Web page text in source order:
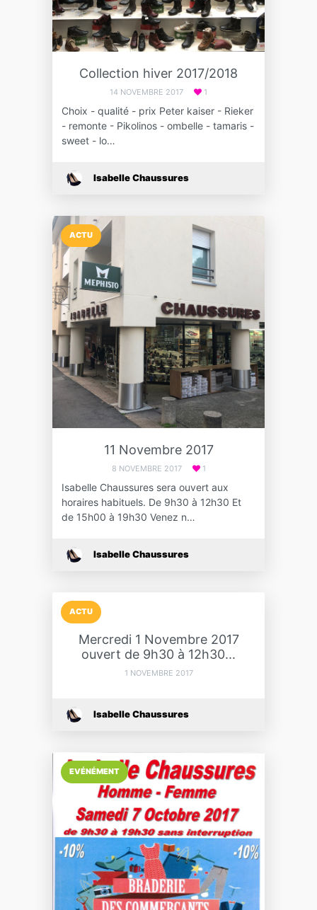
Collection hiver 2017/2018
14 NOVEMBRE 2017 1
Choix - qualité - prix Peter kaiser - Rieker
- remonte - Pikolinos - ombelle - tamaris -
sweet - lo…
Isabelle Chaussures
ACTU
11 Novembre 2017
8 NOVEMBRE 2017 1
Isabelle Chaussures sera ouvert aux
horaires habituels. De 9h30 à 12h30 Et
de 15h00 à 19h30 Venez n…
Isabelle Chaussures
ACTU
Mercredi 1 Novembre 2017
ouvert de 9h30 à 12h30...
1 NOVEMBRE 2017
Isabelle Chaussures
EVÉNÉMENT